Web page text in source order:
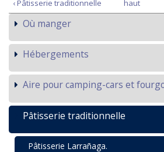
‹ Pâtisserie traditionnelle haut
Où manger
Hébergements
Aire pour camping-cars et
Pâtisserie traditionnelle
Pâtisserie Larrañaga.